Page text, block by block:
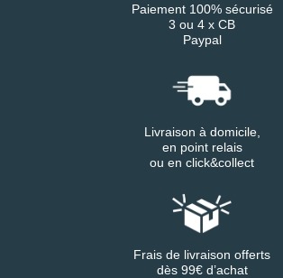
Paiement 100% sécurisé
3 ou 4 x CB
Paypal
Livraison à domicile,
en point relais
ou en click&collect
Frais de livraison offerts
dès 99€ d’achat